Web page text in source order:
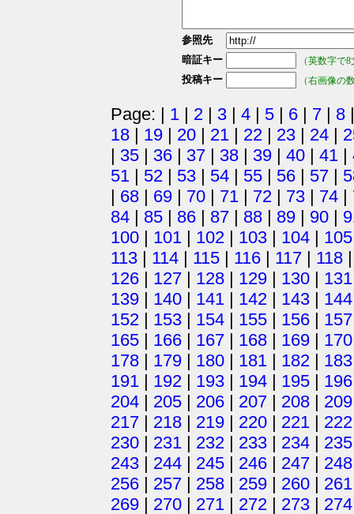
参照先
暗証キー
（英数字で
投稿キー （右画像の
Page: | 1 | 2 | 3 | 4 | 5 | 6 | 7 | 8
18 | 19 | 20 | 21 | 22 | 23 | 24 |
| 35 | 36 | 37 | 38 | 39 | 40 | 41 |
51 | 52 | 53 | 54 | 55 | 56 | 57 |
| 68 | 69 | 70 | 71 | 72 | 73 | 74 |
84 | 85 | 86 | 87 | 88 | 89 | 90 |
100 | 101 | 102 | 103 | 104 | 105
113 | 114 | 115 | 116 | 117 | 118
126 | 127 | 128 | 129 | 130 | 131
139 | 140 | 141 | 142 | 143 | 144
152 | 153 | 154 | 155 | 156 | 157
165 | 166 | 167 | 168 | 169 | 170
178 | 179 | 180 | 181 | 182 | 183
191 | 192 | 193 | 194 | 195 | 196
204 | 205 | 206 | 207 | 208 | 209
217 | 218 | 219 | 220 | 221 | 222
230 | 231 | 232 | 233 | 234 | 235
243 | 244 | 245 | 246 | 247 | 248
256 | 257 | 258 | 259 | 260 | 261
269 | 270 | 271 | 272 | 273 | 274